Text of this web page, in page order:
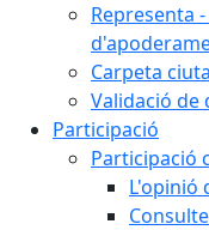
Representa
Carpeta
Validació de
Participació
Participació
L'opinió